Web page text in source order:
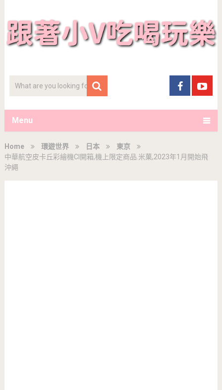
Menu
Home 環遊世界 日本
東京
中華航空皮卡丘彩繪機CI開箱,機上限定商品.米菓,2023年1月開始飛
沖繩